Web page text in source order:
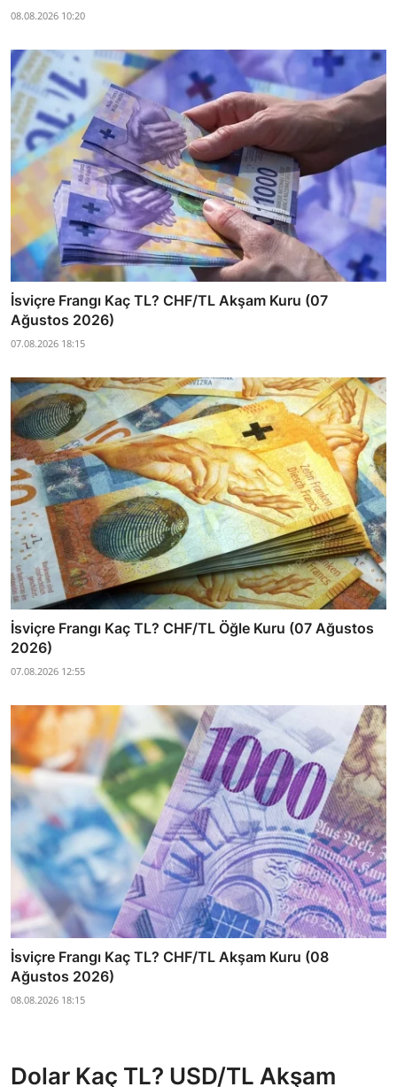
08.08.2026 10:20
İsviçre Frangı Kaç TL? CHF/TL Akşam Kuru (07
Ağustos 2026)
07.08.2026 18:15
İsviçre Frangı Kaç TL? CHF/TL Öğle Kuru (07 Ağustos
2026)
07.08.2026 12:55
İsviçre Frangı Kaç TL? CHF/TL Akşam Kuru (08
Ağustos 2026)
08.08.2026 18:15
Dolar Kaç TL? USD/TL Akşam